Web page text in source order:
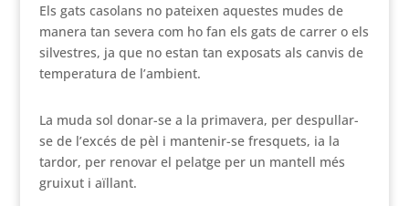
Els gats casolans no pateixen aquestes mudes de
manera tan severa com ho fan els gats de carrer o els
silvestres, ja que no estan tan exposats als canvis de
temperatura de l’ambient.
La muda sol donar-se a la primavera, per despullar-
se de l’excés de pèl i mantenir-se fresquets, ia la
tardor, per renovar el pelatge per un mantell més
gruixut i aïllant.